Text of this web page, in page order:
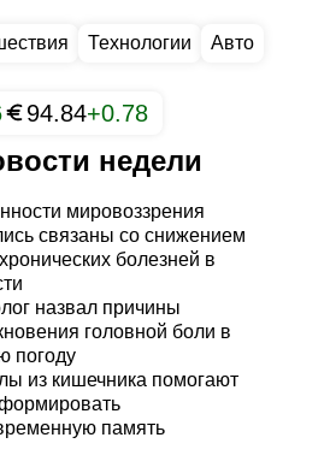
Технологии Авто
94.84+0.78
недели
мировоззрения
связаны со снижением
болезней в
назвал причины
головной боли в
погоду
из кишечника помогают
память